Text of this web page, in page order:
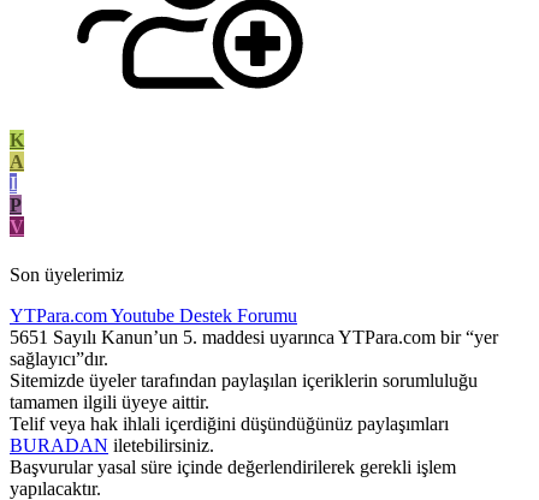
K
A
I
P
V
Son üyelerimiz
YTPara.comYoutube Destek Forumu
5651 Sayılı Kanun’un 5. maddesi uyarınca YTPara.com bir “yer
sağlayıcı”dır.
Sitemizde üyeler tarafından paylaşılan içeriklerin sorumluluğu
tamamen ilgili üyeye aittir.
Telif veya hak ihlali içerdiğini düşündüğünüz paylaşımları
BURADAN iletebilirsiniz.
Başvurular yasal süre içinde değerlendirilerek gerekli işlem
yapılacaktır.